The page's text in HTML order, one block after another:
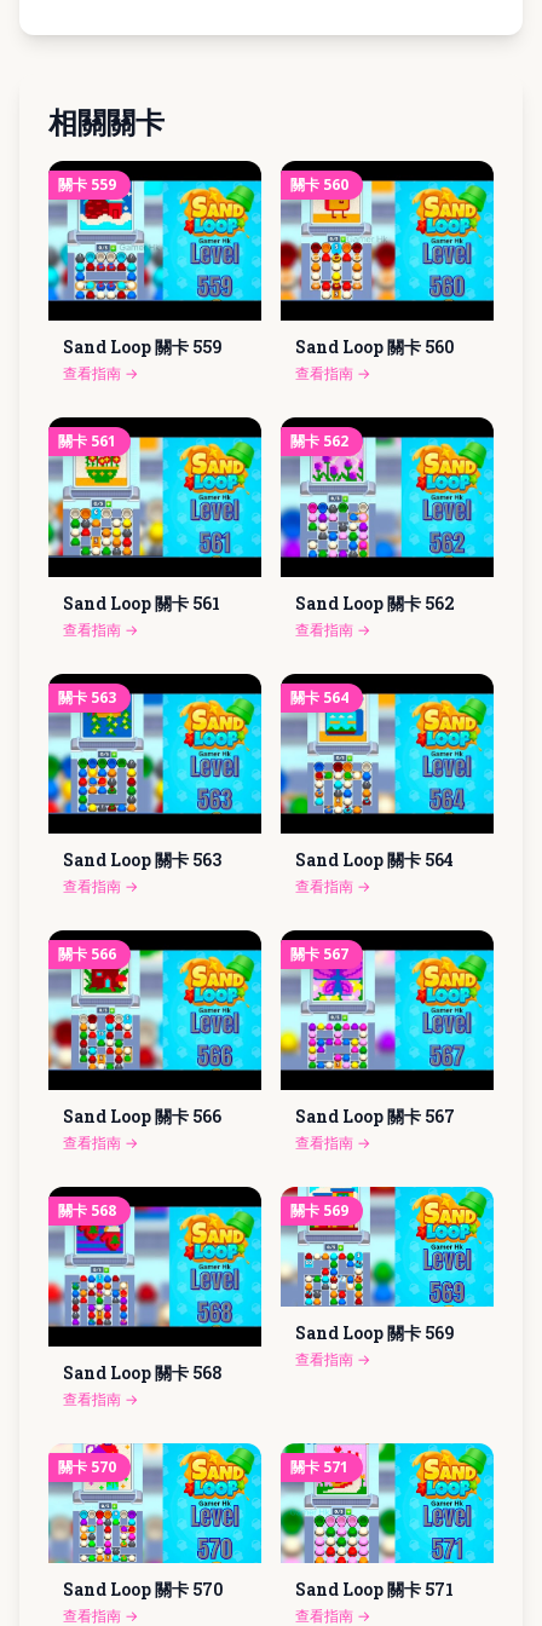
相關關卡
關卡 559
Sand Loop 關卡 559
查看指南 →
關卡 560
Sand Loop 關卡 560
查看指南 →
關卡 561
Sand Loop 關卡 561
查看指南 →
關卡 562
Sand Loop 關卡 562
查看指南 →
關卡 563
Sand Loop 關卡 563
查看指南 →
關卡 564
Sand Loop 關卡 564
查看指南 →
關卡 566
Sand Loop 關卡 566
查看指南 →
關卡 567
Sand Loop 關卡 567
查看指南 →
關卡 568
Sand Loop 關卡 568
查看指南 →
關卡 569
Sand Loop 關卡 569
查看指南 →
關卡 570
Sand Loop 關卡 570
查看指南 →
關卡 571
Sand Loop 關卡 571
查看指南 →